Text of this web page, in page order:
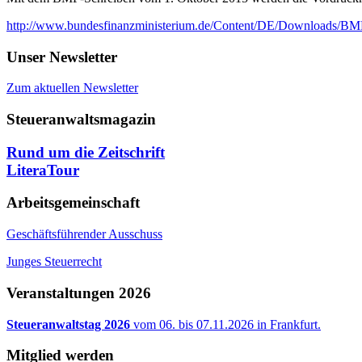
http://www.bundesfinanzministerium.de/Content/DE/Downloads/
Unser Newsletter
Zum aktuellen Newsletter
Steueranwaltsmagazin
Rund um die Zeitschrift
LiteraTour
Arbeitsgemeinschaft
Geschäftsführender Ausschuss
Junges Steuerrecht
Veranstaltungen 2026
Steueranwaltstag 2026 vom 06. bis 07.11.2026 in Frankfurt.
Mitglied werden